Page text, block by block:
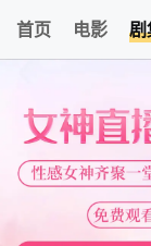
首页 电影 剧
爱